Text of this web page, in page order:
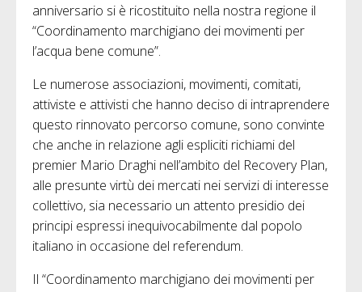
anniversario si è ricostituito nella nostra regione il
“Coordinamento marchigiano dei movimenti per
l’acqua bene comune”.
Le numerose associazioni, movimenti, comitati,
attiviste e attivisti che hanno deciso di intraprendere
questo rinnovato percorso comune, sono convinte
che anche in relazione agli espliciti richiami del
premier Mario Draghi nell’ambito del Recovery Plan,
alle presunte virtù dei mercati nei servizi di interesse
collettivo, sia necessario un attento presidio dei
principi espressi inequivocabilmente dal popolo
italiano in occasione del referendum.
Il “Coordinamento marchigiano dei movimenti per